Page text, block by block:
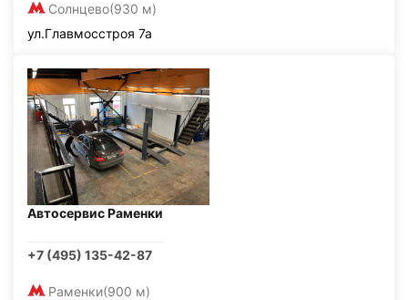
Солнцево(930 м)
ул.Главмосстроя 7а
Автосервис Раменки
+7 (495) 135-42-87
Раменки(900 м)